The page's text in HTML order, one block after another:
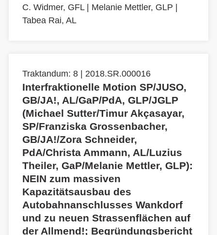
C. Widmer, GFL| Melanie Mettler, GLP
Tabea Rai, AL
Traktandum: 8 | 2018.SR.000016
Interfraktionelle Motion SP/JUSO,
GB/JA!, AL/GaP/PdA, GLP/JGLP
(Michael Sutter/Timur Akçasayar,
SP/Franziska Grossenbacher,
GB/JA!/Zora Schneider,
PdA/Christa Ammann, AL/Luzius
Theiler, GaP/Melanie Mettler, GLP):
NEIN zum massiven
Kapazitätsausbau des
Autobahnanschlusses Wankdorf
und zu neuen Strassenflächen auf
der Allmend!; Begründungsbericht